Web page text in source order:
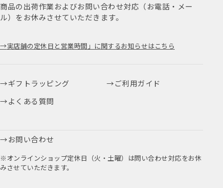
商品の出荷作業およびお問い合わせ対応（お電話・メー
ル）をお休みさせていただきます。
実店舗の定休日と営業時間」に関するお知らせはこちら
ギフトラッピング
ご利用ガイド
よくある質問
お問い合わせ
※オンラインショップ定休日（火・土曜）は問い合わせ対応をお休
みさせていただきます。